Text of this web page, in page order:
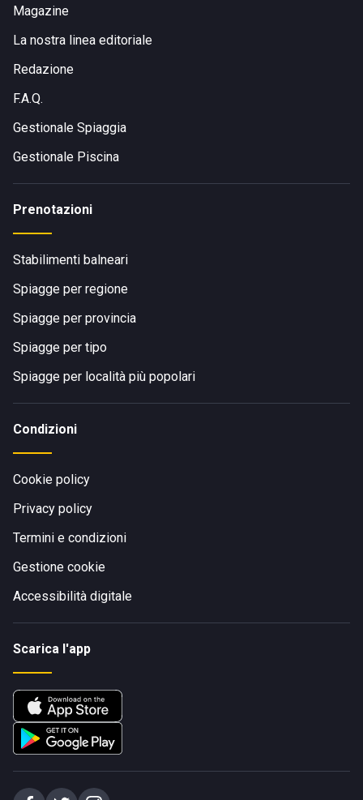
Magazine
La nostra linea editoriale
Redazione
F.A.Q.
Gestionale Spiaggia
Gestionale Piscina
Prenotazioni
Stabilimenti balneari
Spiagge per regione
Spiagge per provincia
Spiagge per tipo
Spiagge per località più popolari
Condizioni
Cookie policy
Privacy policy
Termini e condizioni
Gestione cookie
Accessibilità digitale
Scarica l'app